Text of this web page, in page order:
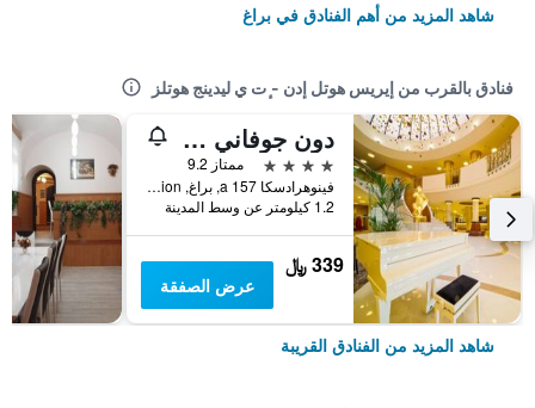
شاهد المزيد من أهم الفنادق في براغ
فنادق بالقرب من إيريس هوتل إدن - ٕت ي ليدينج هوتلز
دون جوفاني هوتل براجو - جرايت هوتلز أوف ذا وورلد
4 نجوم
ممتاز 9.2
فينوهرادسكا 157 a, براغ, Prague Region, جمهورية التشيك
1.2 كيلومتر عن وسط المدينة
339 ﷼
عرض الصفقة
شاهد المزيد من الفنادق القريبة